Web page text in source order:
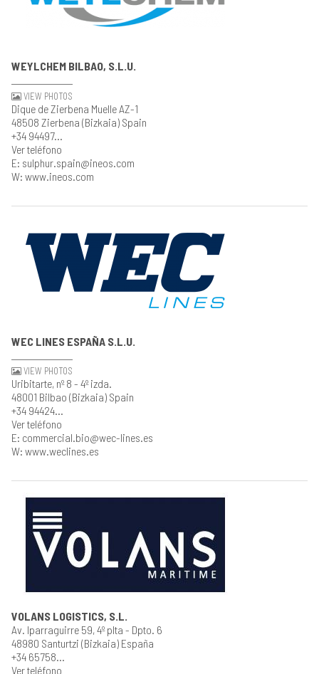
WEYLCHEM BILBAO, S.L.U.
VIEW PHOTOS
Dique de Zierbena Muelle AZ-1
48508 Zierbena (Bizkaia) Spain
+34 94497...
Ver teléfono
E: sulphur.spain@ineos.com
W: www.ineos.com
WEC LINES ESPAÑA S.L.U.
VIEW PHOTOS
Uribitarte, nº 8 - 4º izda.
48001 Bilbao (Bizkaia) Spain
+34 94424...
Ver teléfono
E: commercial.bio@wec-lines.es
W: www.weclines.es
VOLANS LOGISTICS, S.L.
Av. Iparraguirre 59, 4º plta - Dpto. 6
48980 Santurtzi (Bizkaia) España
+34 65758...
Ver teléfono